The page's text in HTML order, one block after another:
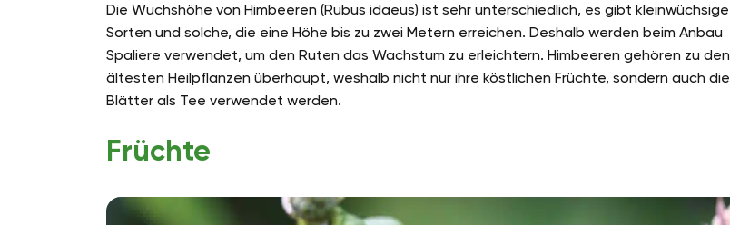
Die Wuchshöhe von Himbeeren (Rubus idaeus) ist sehr unterschiedlich, es gibt kleinwüchsige
Sorten und solche, die eine Höhe bis zu zwei Metern erreichen. Deshalb werden beim Anbau
Spaliere verwendet, um den Ruten das Wachstum zu erleichtern. Himbeeren gehören zu den
ältesten Heilpflanzen überhaupt, weshalb nicht nur ihre köstlichen Früchte, sondern auch die
Blätter als Tee verwendet werden.
Früchte